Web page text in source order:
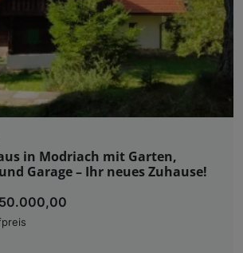
in Modriach mit Garten,
Garage – Ihr neues Zuhause!